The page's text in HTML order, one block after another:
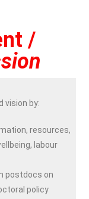
/
vision by:
resources,
labour
postdocs on
policy